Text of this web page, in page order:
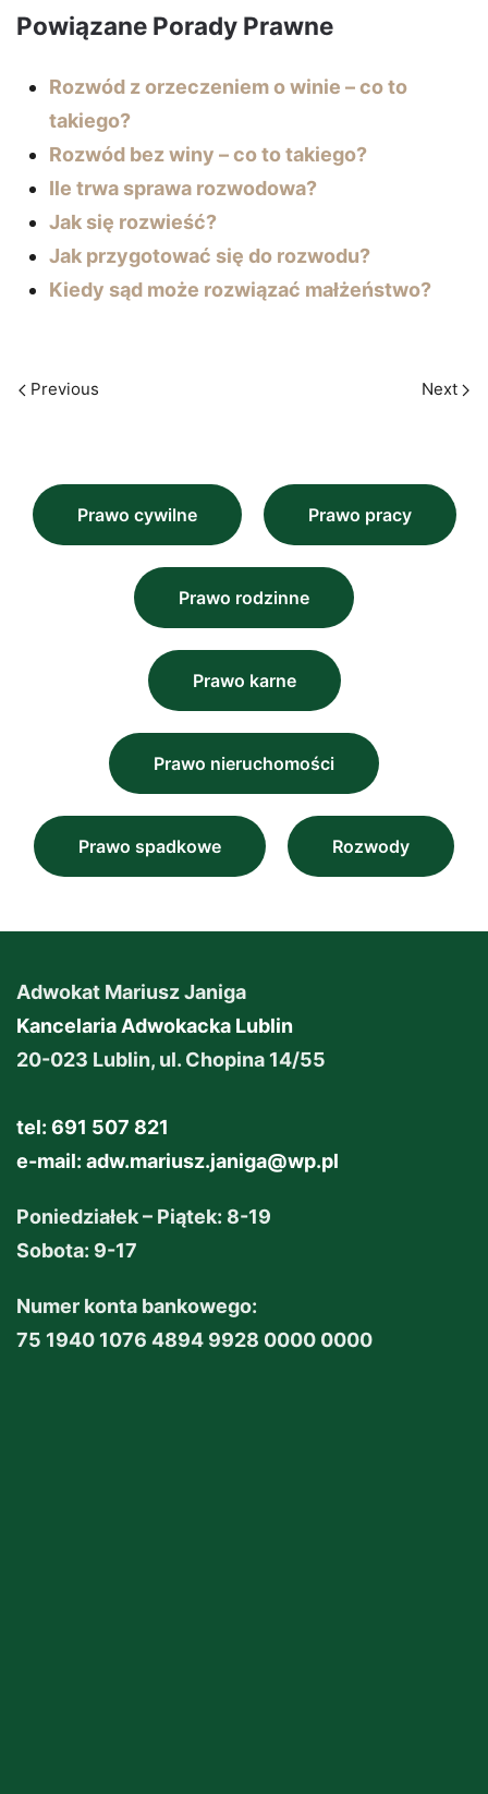
Powiązane Porady Prawne
Rozwód z orzeczeniem o winie – co to
takiego?
Rozwód bez winy – co to takiego?
Ile trwa sprawa rozwodowa?
Jak się rozwieść?
Jak przygotować się do rozwodu?
Kiedy sąd może rozwiązać małżeństwo?
Previous Next
Prawo cywilne Prawo pracy
Prawo rodzinne
Prawo karne
Prawo nieruchomości
Prawo spadkowe Rozwody
Adwokat Mariusz Janiga
Kancelaria Adwokacka Lublin
20-023 Lublin, ul. Chopina 14/55
tel: 691 507 821
e-mail: adw.mariusz.janiga@wp.pl
Poniedziałek – Piątek: 8-19
Sobota: 9-17
Numer konta bankowego:
75 1940 1076 4894 9928 0000 0000